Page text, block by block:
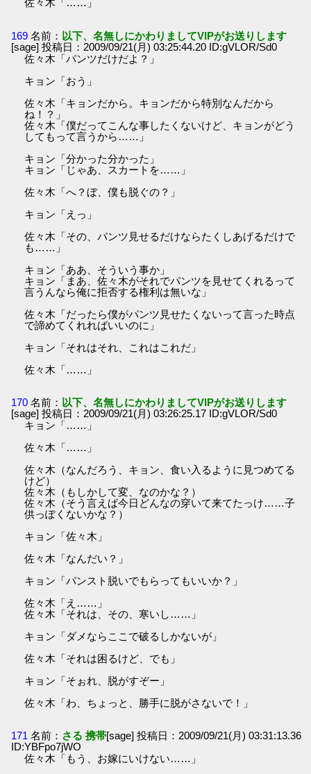
佐々木「……」
169 名前： 以下、名無しにかわりましてVIPがお送りします
[sage] 投稿日：2009/09/21(月) 03:25:44.20 ID:gVLOR/Sd0
佐々木「パンツだけだよ？」
キョン「おう」
佐々木「キョンだから。キョンだから特別なんだから
ね！？」
佐々木「僕だってこんな事したくないけど、キョンがどう
してもって言うから……」
キョン「分かった分かった」
キョン「じゃあ、スカートを……」
佐々木「へ？ぼ、僕も脱ぐの？」
キョン「えっ」
佐々木「その、パンツ見せるだけならたくしあげるだけで
も……」
キョン「ああ、そういう事か」
キョン「まあ、佐々木がそれでパンツを見せてくれるって
言うんなら俺に拒否する権利は無いな」
佐々木「だったら僕がパンツ見せたくないって言った時点
で諦めてくれればいいのに」
キョン「それはそれ、これはこれだ」
佐々木「……」
170 名前： 以下、名無しにかわりましてVIPがお送りします
[sage] 投稿日：2009/09/21(月) 03:26:25.17 ID:gVLOR/Sd0
キョン「……」
佐々木「……」
佐々木（なんだろう、キョン、食い入るように見つめてる
けど）
佐々木（もしかして変、なのかな？）
佐々木（そう言えば今日どんなの穿いて来てたっけ……子
供っぽくないかな？）
キョン「佐々木」
佐々木「なんだい？」
キョン「パンスト脱いでもらってもいいか？」
佐々木「え……」
佐々木「それは、その、寒いし……」
キョン「ダメならここで破るしかないが」
佐々木「それは困るけど、でも」
キョン「そぉれ、脱がすぞー」
佐々木「わ、ちょっと、勝手に脱がさないで！」
171 名前： さる 携帯[sage] 投稿日：2009/09/21(月) 03:31:13.36
ID:YBFpo7jWO
佐々木「もう、お嫁にいけない……」